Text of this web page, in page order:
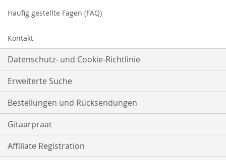
Häufig gestellte Fagen (FAQ)
Kontakt
Datenschutz- und Cookie-Richtlinie
Erweiterte Suche
Bestellungen und Rücksendungen
Gitaarpraat
Affiliate Registration